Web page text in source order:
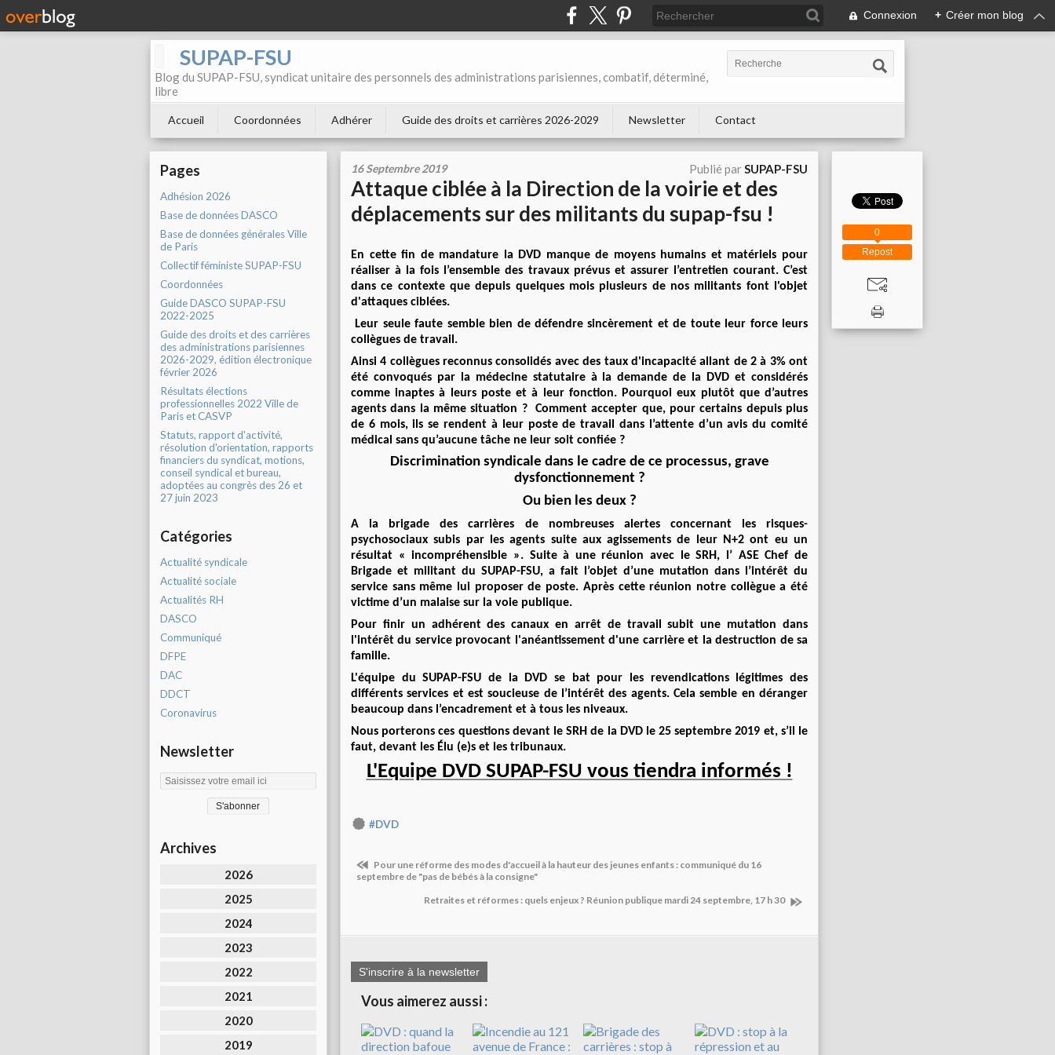
Connexion + Créer mon blog
SUPAP-FSU
Blog du SUPAP-FSU, syndicat unitaire des personnels des administrations parisiennes, combatif, déterminé,
libre
Accueil Coordonnées Adhérer Guide des droits et carrières 2026-2029 Newsletter Contact
Pages
Adhésion 2026
Base de données DASCO
Base de données générales Ville
de Paris
Collectif féministe SUPAP-FSU
Coordonnées
Guide DASCO SUPAP-FSU
2022-2025
Guide des droits et des carrières
des administrations parisiennes
2026-2029, édition électronique
février 2026
Résultats élections
professionnelles 2022 Ville de
Paris et CASVP
Statuts, rapport d'activité,
résolution d'orientation, rapports
financiers du syndicat, motions,
conseil syndical et bureau,
adoptées au congrès des 26 et
27 juin 2023
Catégories
Actualité syndicale
Actualité sociale
Actualités RH
DASCO
Communiqué
DFPE
DAC
DDCT
Coronavirus
Newsletter
Archives
2026
2025
2024
2023
2022
2021
2020
2019
16 Septembre 2019 Publié parSUPAP-FSU
Attaque ciblée à la Direction de la voirie et des
déplacements sur des militants du supap-fsu !
En cette fin de mandature la DVD manque de moyens humains et matériels pour
réaliser à la fois l’ensemble des travaux prévus et assurer l’entretien courant. C’est
dans ce contexte que depuis quelques mois plusieurs de nos militants font l'objet
d'attaques ciblées.
Leur seule faute semble bien de défendre sincèrement et de toute leur force leurs
collègues de travail.
Ainsi 4 collègues reconnus consolidés avec des taux d'incapacité allant de 2 à 3% ont
été convoqués par la médecine statutaire à la demande de la DVD et considérés
comme inaptes à leurs poste et à leur fonction. Pourquoi eux plutôt que d’autres
agents dans la même situation ? Comment accepter que, pour certains depuis plus
de 6 mois, ils se rendent à leur poste de travail dans l’attente d’un avis du comité
médical sans qu’aucune tâche ne leur soit confiée ?
Discrimination syndicale dans le cadre de ce processus, grave
dysfonctionnement ?
Ou bien les deux ?
A la brigade des carrières de nombreuses alertes concernant les risques-
psychosociaux subis par les agents suite aux agissements de leur N+2 ont eu un
résultat « incompréhensible ». Suite à une réunion avec le SRH, l’ ASE Chef de
Brigade et militant du SUPAP-FSU, a fait l’objet d’une mutation dans l’intérêt du
service sans même lui proposer de poste. Après cette réunion notre collègue a été
victime d’un malaise sur la voie publique.
Pour finir un adhérent des canaux en arrêt de travail subit une mutation dans
l'intérêt du service provocant l'anéantissement d'une carrière et la destruction de sa
famille.
L'équipe du SUPAP-FSU de la DVD se bat pour les revendications légitimes des
différents services et est soucieuse de l’intérêt des agents. Cela semble en déranger
beaucoup dans l’encadrement et à tous les niveaux.
Nous porterons ces questions devant le SRH de la DVD le 25 septembre 2019 et, s’il le
faut, devant les Élu (e)s et les tribunaux.
L'Equipe DVD SUPAP-FSU vous tiendra informés !
#DVD
Pour une réforme des modes d'accueil à la hauteur des jeunes enfants : communiqué du 16
septembre de "pas de bébés à la consigne"
Retraites et réformes : quels enjeux ? Réunion publique mardi 24 septembre, 17 h 30
S'inscrire à la newsletter
Vous aimerez aussi :
Repost
0